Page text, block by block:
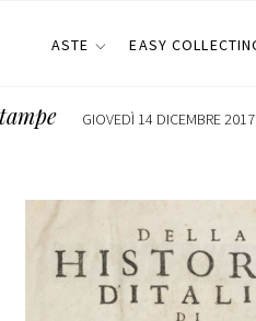
ASTE EASY
GIOVEDÌ 14 DICEMBRE